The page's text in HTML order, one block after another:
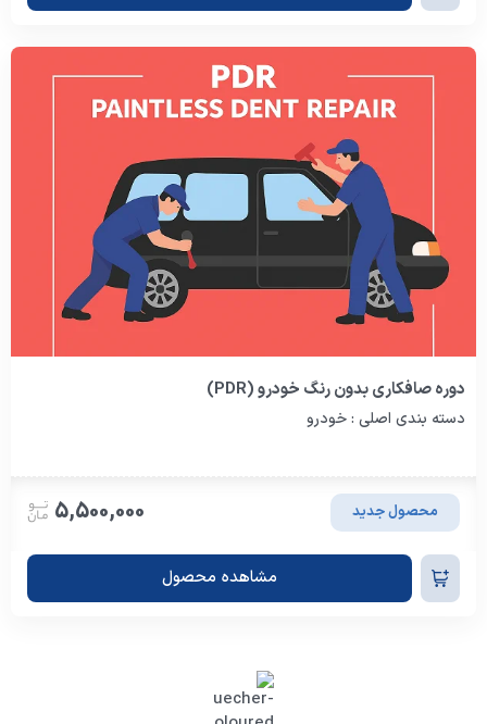
دوره صافکاری بدون رنگ خودرو (PDR)
دسته بندی اصلی : خودرو
محصول جدید 5,500,000
مشاهده محصول